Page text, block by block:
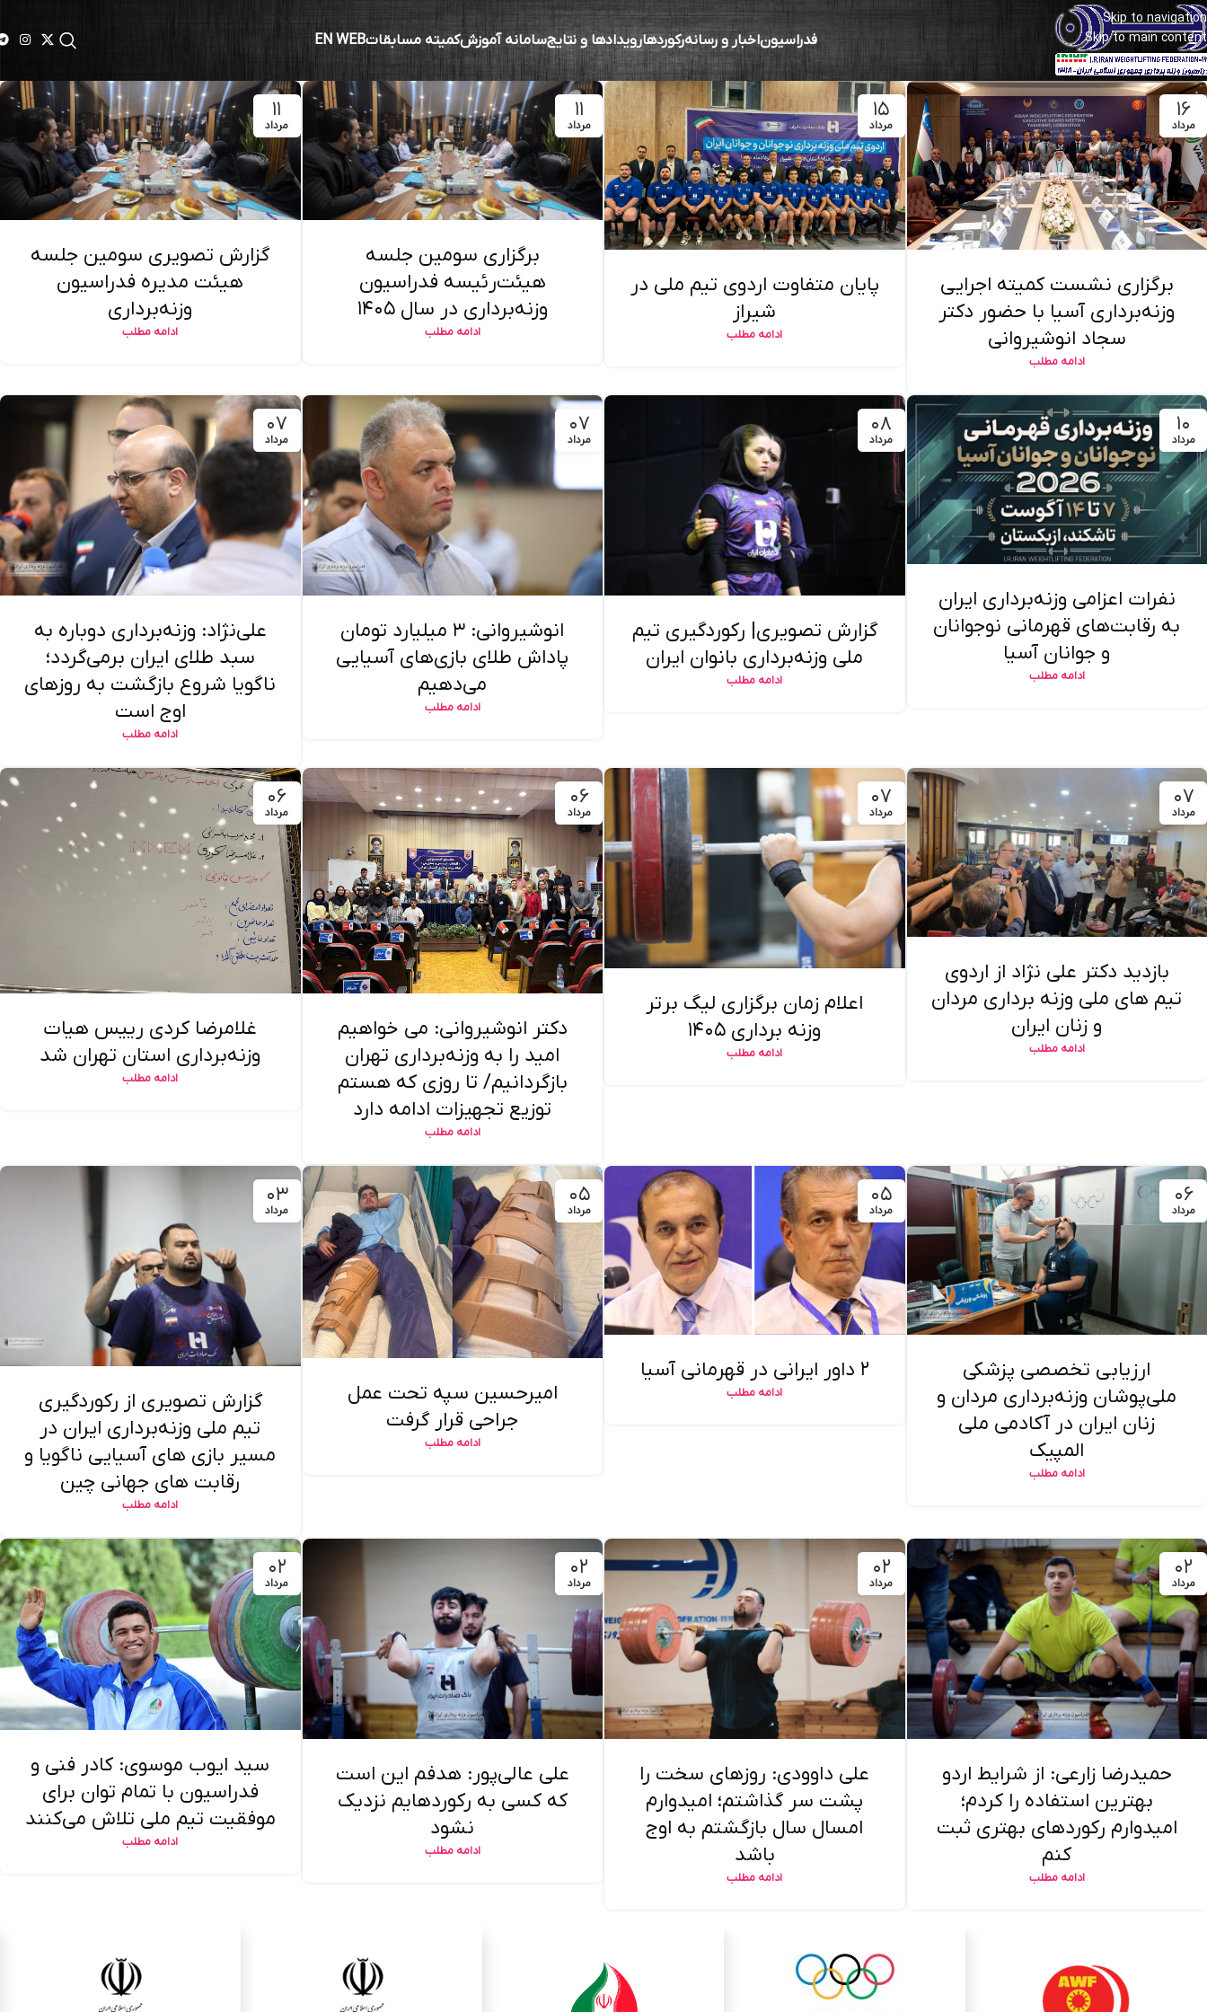
Skip to navigation
Skip to main content
فدراسیوناخبار و رسانهرکوردهارویدادها و نتایجسامانه آموزشکمیته مسابقاتEN WEB
۱۶
مرداد
برگزاری نشست کمیته اجرایی
وزنه‌برداری آسیا با حضور دکتر
سجاد انوشیروانی
ادامه مطلب
۱۵
مرداد
پایان متفاوت اردوی تیم ملی در
شیراز
ادامه مطلب
۱۱
مرداد
برگزاری سومین جلسه
هیئت‌رئیسه فدراسیون
وزنه‌برداری در سال ۱۴۰۵
ادامه مطلب
۱۱
مرداد
گزارش تصویری سومین جلسه
هیئت مدیره فدراسیون
وزنه‌برداری
ادامه مطلب
۱۰
مرداد
نفرات اعزامی وزنه‌برداری ایران
به رقابت‌های قهرمانی نوجوانان
و جوانان آسیا
ادامه مطلب
۰۸
مرداد
گزارش تصویری| رکوردگیری تیم
ملی وزنه‌برداری بانوان ایران
ادامه مطلب
۰۷
مرداد
انوشیروانی: ۳ میلیارد تومان
پاداش طلای بازی‌های آسیایی
می‌دهیم
ادامه مطلب
۰۷
مرداد
علی‌نژاد: وزنه‌برداری دوباره به
سبد طلای ایران برمی‌گردد؛
ناگویا شروع بازگشت به روزهای
اوج است
ادامه مطلب
۰۷
مرداد
بازدید دکتر علی نژاد از اردوی
تیم های ملی وزنه برداری مردان
و زنان ایران
ادامه مطلب
۰۷
مرداد
اعلام زمان برگزاری لیگ برتر
وزنه برداری ۱۴۰۵
ادامه مطلب
۰۶
مرداد
دکتر انوشیروانی: می خواهیم
امید را به وزنه‌برداری تهران
بازگردانیم/ تا روزی که هستم
توزیع تجهیزات ادامه دارد
ادامه مطلب
۰۶
مرداد
غلامرضا کردی رییس هیات
وزنه‌برداری استان تهران شد
ادامه مطلب
۰۶
مرداد
ارزیابی تخصصی پزشکی
ملی‌پوشان وزنه‌برداری مردان و
زنان ایران در آکادمی ملی
المپیک
ادامه مطلب
۰۵
مرداد
۲ داور ایرانی در قهرمانی آسیا
ادامه مطلب
۰۵
مرداد
امیرحسین سپه تحت عمل
جراحی قرار گرفت
ادامه مطلب
۰۳
مرداد
گزارش تصویری از رکوردگیری
تیم ملی وزنه‌برداری ایران در
مسیر بازی های آسیایی ناگویا و
رقابت های جهانی چین
ادامه مطلب
۰۲
مرداد
حمیدرضا زارعی: از شرایط اردو
بهترین استفاده را کردم؛
امیدوارم رکوردهای بهتری ثبت
کنم
ادامه مطلب
۰۲
مرداد
علی داوودی: روزهای سخت را
پشت سر گذاشتم؛ امیدوارم
امسال سال بازگشتم به اوج
باشد
ادامه مطلب
۰۲
مرداد
علی عالی‌پور: هدفم این است
که کسی به رکوردهایم نزدیک
نشود
ادامه مطلب
۰۲
مرداد
سید ایوب موسوی: کادر فنی و
فدراسیون با تمام توان برای
موفقیت تیم ملی تلاش می‌کنند
ادامه مطلب